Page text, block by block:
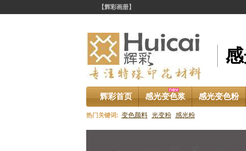
【辉彩画册】
辉彩首页 感光变色浆 感光变色粉
热门关键词: 变色颜料 光变粉 感光粉